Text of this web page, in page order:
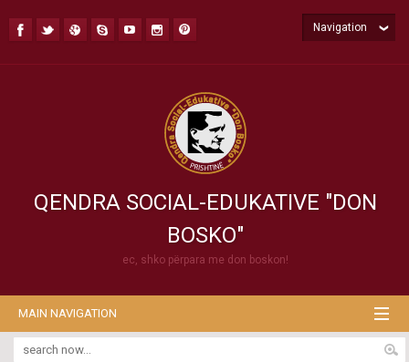
QENDRA SOCIAL-EDUKATIVE "DON
BOSKO"
ec, shko përpara me don boskon!
Navigation
MAIN NAVIGATION